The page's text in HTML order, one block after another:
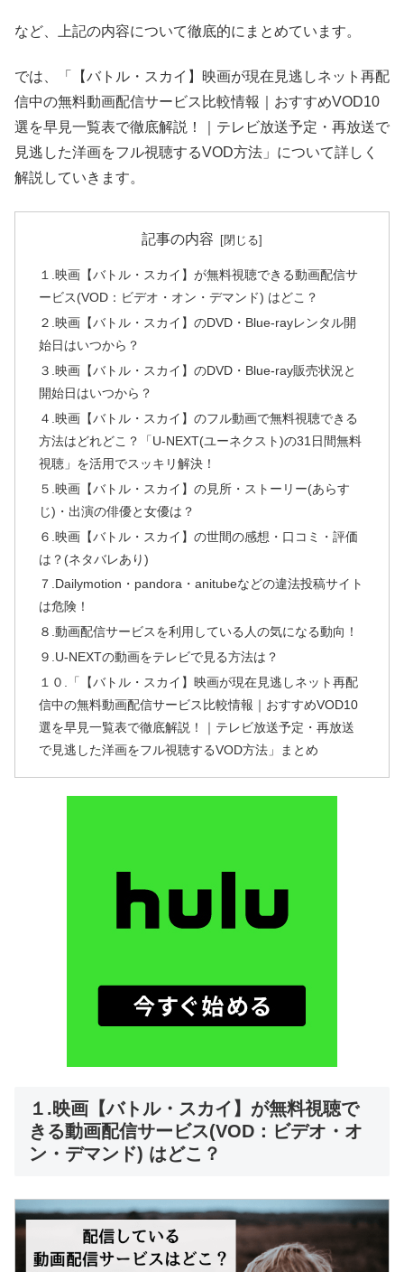
など、上記の内容について徹底的にまとめています。
では、「【バトル・スカイ】映画が現在見逃しネット再配
信中の無料動画配信サービス比較情報｜おすすめVOD10
選を早見一覧表で徹底解説！｜テレビ放送予定・再放送で
見逃した洋画をフル視聴するVOD方法」について詳しく
解説していきます。
記事の内容
１.映画【バトル・スカイ】が無料視聴できる動画配信サ
ービス(VOD：ビデオ・オン・デマンド) はどこ？
２.映画【バトル・スカイ】のDVD・Blue-rayレンタル開
始日はいつから？
３.映画【バトル・スカイ】のDVD・Blue-ray販売状況と
開始日はいつから？
４.映画【バトル・スカイ】のフル動画で無料視聴できる
方法はどれどこ？「U-NEXT(ユーネクスト)の31日間無料
視聴」を活用でスッキリ解決！
５.映画【バトル・スカイ】の見所・ストーリー(あらす
じ)・出演の俳優と女優は？
６.映画【バトル・スカイ】の世間の感想・口コミ・評価
は？(ネタバレあり)
７.Dailymotion・pandora・anitubeなどの違法投稿サイト
は危険！
８.動画配信サービスを利用している人の気になる動向！
９.U-NEXTの動画をテレビで見る方法は？
１０.「【バトル・スカイ】映画が現在見逃しネット再配
信中の無料動画配信サービス比較情報｜おすすめVOD10
選を早見一覧表で徹底解説！｜テレビ放送予定・再放送
で見逃した洋画をフル視聴するVOD方法」まとめ
１.映画【バトル・スカイ】が無料視聴で
きる動画配信サービス(VOD：ビデオ・オ
ン・デマンド) はどこ？